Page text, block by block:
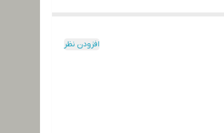
افزودن نظر